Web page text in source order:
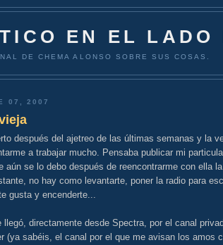
EN EL LADO
DE CHEMA ALONSO SOBRE SUS COSAS.
07, 2007
después del ajetreo de las últimas semanas y la
a trabajar mucho. Pensaba publicar mi
aún se lo debo después de reencontrarme con ella la
no hay como levantarte, poner la radio para
gusta y encenderte...
llegó, directamente desde Spectra, por el canal
(ya sabéis, el canal por el que me avisan los amos